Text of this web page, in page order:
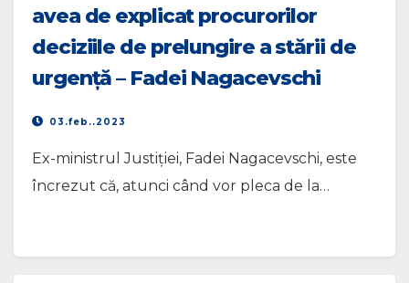
avea de explicat procurorilor
deciziile de prelungire a stării de
urgență – Fadei Nagacevschi
03.feb..2023
Ex-ministrul Justiției, Fadei Nagacevschi, este
încrezut că, atunci când vor pleca de la…